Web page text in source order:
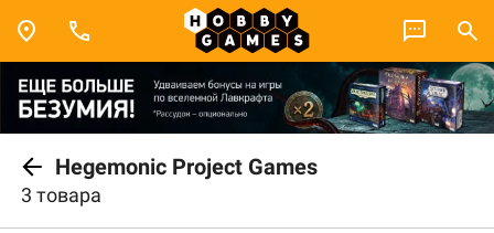
Hegemonic Project Games
3 товара